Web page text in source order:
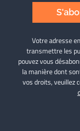
Votre adresse
transmettre les
pouvez vous
la manière dont
vos droits, veuillez